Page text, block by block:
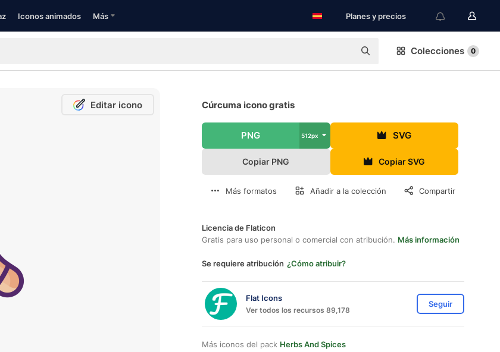
Iconos animados Más Planes y precios
Colecciones 0
Editar icono Cúrcuma icono gratis
PNG 512px SVG
Copiar PNG Copiar SVG
Más formatos Añadir a la colección Compartir
Licencia de Flaticon
Gratis para uso personal o comercial con atribución. Más información
Se requiere atribución ¿Cómo atribuir?
Flat Icons
Ver todos los recursos 89,178
Seguir
Más iconos del pack Herbs And Spices